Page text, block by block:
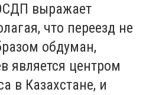
выражает
что переезд не
обдуман,
является центром
в Казахстане, и